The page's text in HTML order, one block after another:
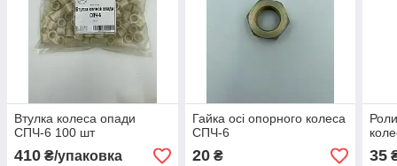
Втулка колеса опади
СПЧ-6 100 шт
410 ₴/упаковка
Гайка осі опорного колеса
СПЧ-6
20₴ 35